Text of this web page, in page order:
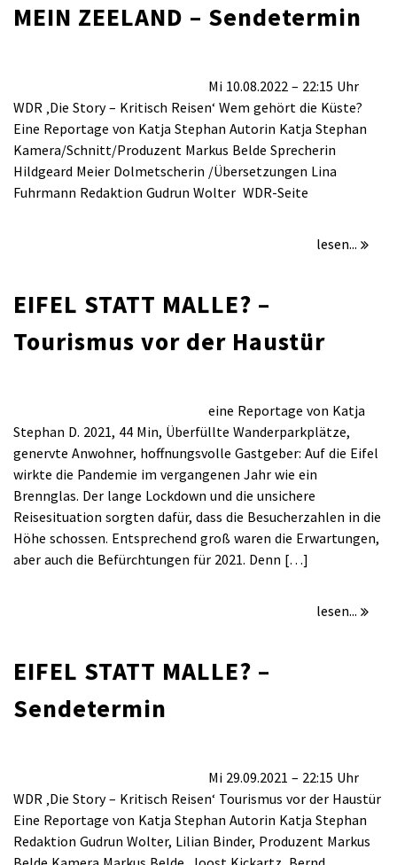
MEIN ZEELAND – Sendetermin
HAUS,
MEIN
STRAND,
MEIN
ZEELAND
Mi 10.08.2022 – 22:15 Uhr
WDR ‚Die Story – Kritisch Reisen‘ Wem gehört die Küste?
Eine Reportage von Katja Stephan Autorin Katja Stephan
Kamera/Schnitt/Produzent Markus Belde Sprecherin
Hildgeard Meier Dolmetscherin /Übersetzungen Lina
Fuhrmann Redaktion Gudrun Wolter WDR-Seite
lesen...
EIFEL STATT MALLE? –
Tourismus vor der Haustür
STATT
MALLE?
–
Tourismus
vor
der
Haustür
eine Reportage von Katja
Stephan D. 2021, 44 Min, Überfüllte Wanderparkplätze,
genervte Anwohner, hoffnungsvolle Gastgeber: Auf die Eifel
wirkte die Pandemie im vergangenen Jahr wie ein
Brennglas. Der lange Lockdown und die unsichere
Reisesituation sorgten dafür, dass die Besucherzahlen in die
Höhe schossen. Entsprechend groß waren die Erwartungen,
aber auch die Befürchtungen für 2021. Denn […]
lesen...
EIFEL STATT MALLE? –
Sendetermin
STATT
MALLE?
–
Sendetermin
Mi 29.09.2021 – 22:15 Uhr
WDR ‚Die Story – Kritisch Reisen‘ Tourismus vor der Haustür
Eine Reportage von Katja Stephan Autorin Katja Stephan
Redaktion Gudrun Wolter, Lilian Binder, Produzent Markus